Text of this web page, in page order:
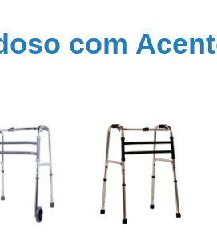
de Rodas Simples
Cadeira
Cama Hospitalar com Controle
Hospitalar Motorizada
Cama
Tipo Automática
Joelheira Ortopédica Ajustável
com